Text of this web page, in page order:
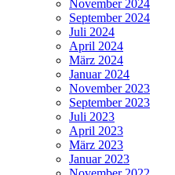
November 2024
September 2024
Juli 2024
April 2024
März 2024
Januar 2024
November 2023
September 2023
Juli 2023
April 2023
März 2023
Januar 2023